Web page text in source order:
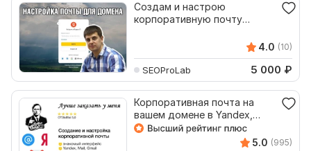
Создам и настрою
корпоративную почту
4.0 (10)
SEOProLab 5 000 ₽
Корпоративная почта на
вашем домене в Yandex,
Mail, Gmail
5.0 (995)